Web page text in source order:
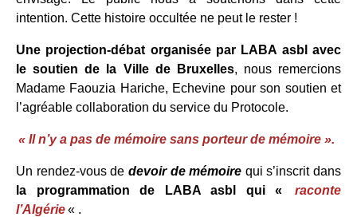
intention. Cette histoire occultée ne peut le rester !
Une projection-débat organisée par LABA asbl avec
le soutien de la Ville de Bruxelles, nous remercions
Madame Faouzia Hariche, Echevine pour son soutien et
l’agréable collaboration du service du Protocole.
« Il n’y a pas de mémoire sans porteur de mémoire ».
Un rendez-vous de devoir de mémoire qui s’inscrit dans
la programmation de LABA asbl qui «
raconte
l’Algérie« .